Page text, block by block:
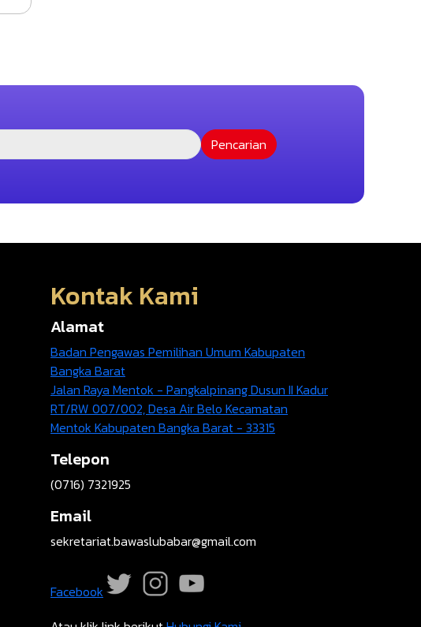
Kontak Kami
Alamat
Badan Pengawas Pemilihan Umum Kabupaten
Bangka Barat
Jalan Raya Mentok - Pangkalpinang Dusun II Kadur
RT/RW 007/002, Desa Air Belo Kecamatan
Mentok Kabupaten Bangka Barat - 33315
Telepon
(0716) 7321925
Email
sekretariat.bawaslubabar@gmail.com
Facebook